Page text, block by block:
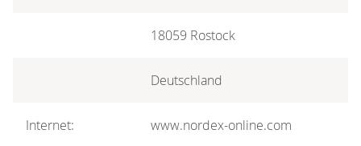
18059 Rostock
Deutschland
Internet: www.nordex-online.com